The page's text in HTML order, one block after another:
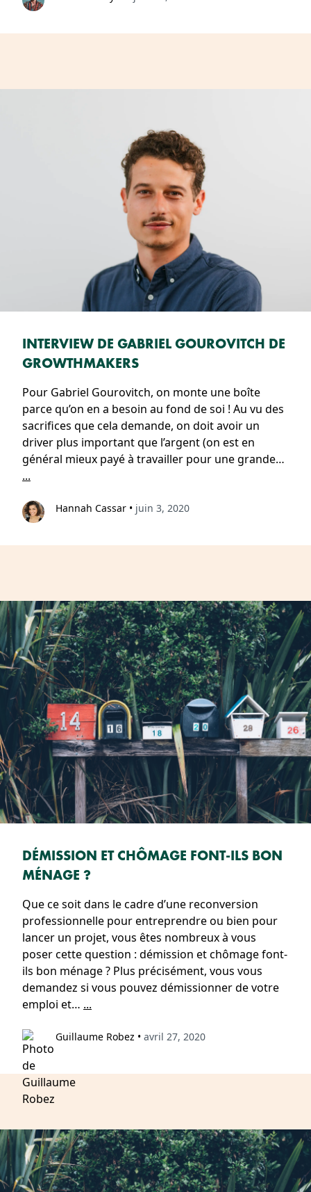
INTERVIEW DE GABRIEL GOUROVITCH DE
GROWTHMAKERS
Pour Gabriel Gourovitch, on monte une boîte
parce qu’on en a besoin au fond de soi ! Au vu des
sacrifices que cela demande, on doit avoir un
driver plus important que l’argent (on est en
général mieux payé à travailler pour une grande…
...
Hannah Cassar • juin 3, 2020
DÉMISSION ET CHÔMAGE FONT-ILS BON
MÉNAGE ?
Que ce soit dans le cadre d’une reconversion
professionnelle pour entreprendre ou bien pour
lancer un projet, vous êtes nombreux à vous
poser cette question : démission et chômage font-
ils bon ménage ? Plus précisément, vous vous
demandez si vous pouvez démissionner de votre
emploi et… ...
Guillaume Robez • avril 27, 2020